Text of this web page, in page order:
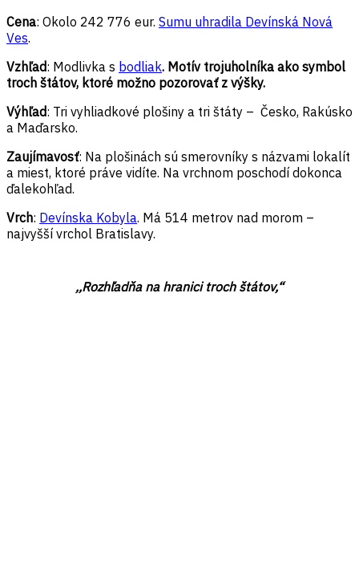
Cena: Okolo 242 776 eur. Sumu uhradila Devínská Nová
Ves.
Vzhľad: Modlivka s bodliak. Motív trojuholníka ako symbol
troch štátov, ktoré možno pozorovať z výšky.
Výhľad: Tri vyhliadkové plošiny a tri štáty – Česko, Rakúsko
a Maďarsko.
Zaujímavosť: Na plošinách sú smerovníky s názvami lokalít
a miest, ktoré práve vidíte. Na vrchnom poschodí dokonca
ďalekohľad.
Vrch: Devínska Kobyla. Má 514 metrov nad morom –
najvyšší vrchol Bratislavy.
,,Rozhľadňa na hranici troch štátov,“